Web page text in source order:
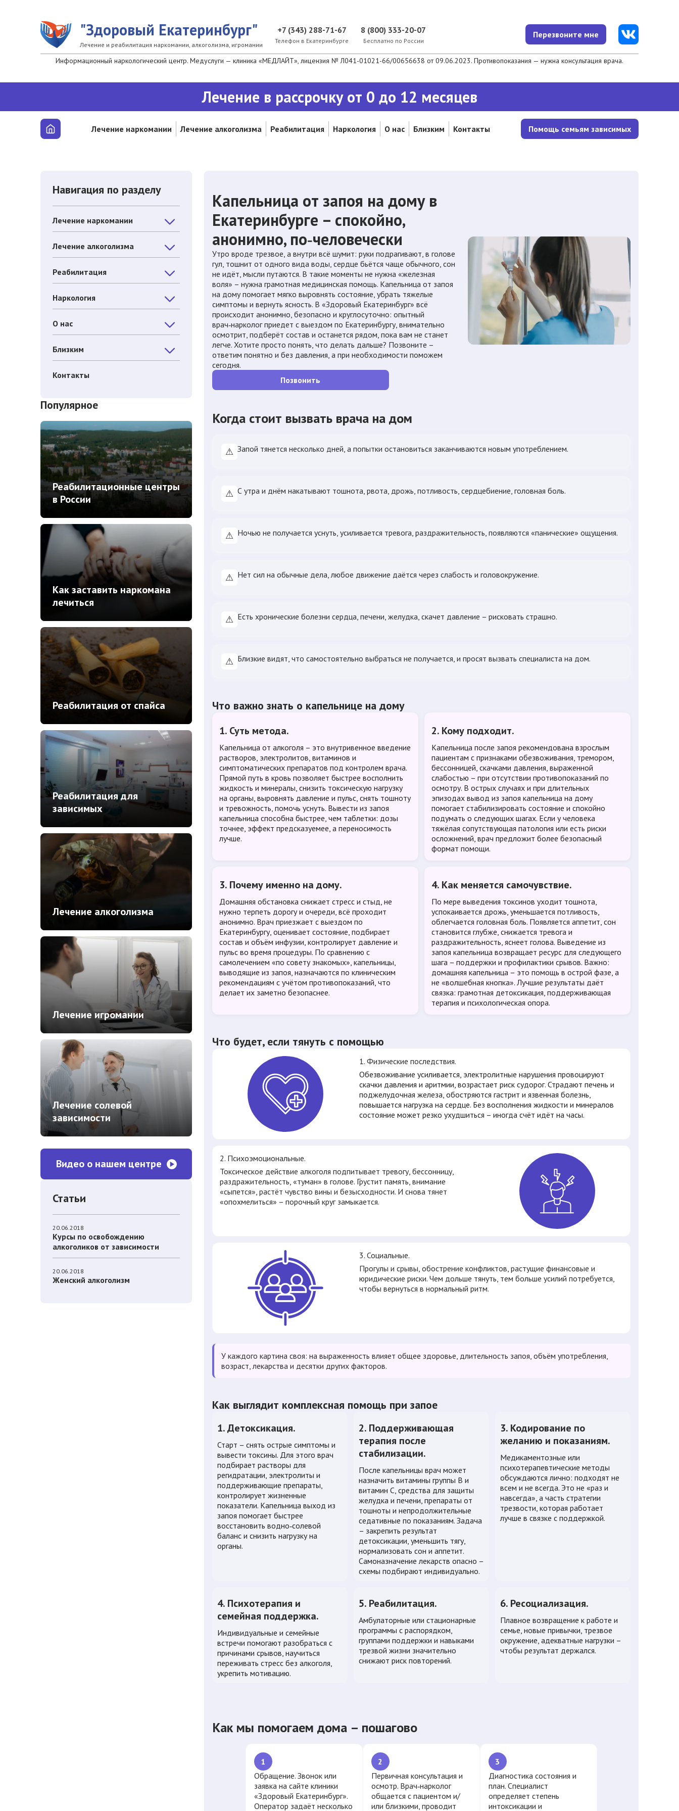
"Здоровый Екатеринбург"
Лечение и реабилитация наркомании, алкоголизма, игромании
+7 (343) 288-71-67
Телефон в Екатеринбурге
8 (800) 333-20-07
Бесплатно по России
Перезвоните мне
Информационный наркологический центр. Медуслуги — клиника «МЕДЛАЙТ», лицензия № Л041-01021-66/00656638 от 09.06.2023. Противопоказания — нужна консультация врача.
Лечение в рассрочку от 0 до 12 месяцев
Лечение наркомании Лечение алкоголизма Реабилитация Наркология О нас Близким Контакты Помощь семьям зависимых
Навигация по разделу
Лечение наркомании
Лечение алкоголизма
Реабилитация
Наркология
О нас
Близким
Контакты
Популярное
Реабилитационные центры
в России
Как заставить наркомана
лечиться
Реабилитация от спайса
Реабилитация для
зависимых
Лечение алкоголизма
Лечение игромании
Лечение солевой
зависимости
Видео о нашем центре
Статьи
20.06.2018
Курсы по освобождению
алкоголиков от зависимости
20.06.2018
Женский алкоголизм
Капельница от запоя на дому в
Екатеринбурге – спокойно,
анонимно, по‑человечески
Утро вроде трезвое, а внутри всё шумит: руки подрагивают, в голове
гул, тошнит от одного вида воды, сердце бьётся чаще обычного, сон
не идёт, мысли путаются. В такие моменты не нужна «железная
воля» – нужна грамотная медицинская помощь. Капельница от запоя
на дому помогает мягко выровнять состояние, убрать тяжелые
симптомы и вернуть ясность. В «Здоровый Екатеринбург» всё
происходит анонимно, безопасно и круглосуточно: опытный
врач‑нарколог приедет с выездом по Екатеринбургу, внимательно
осмотрит, подберёт состав и останется рядом, пока вам не станет
легче. Хотите просто понять, что делать дальше? Позвоните –
ответим понятно и без давления, а при необходимости поможем
сегодня.
Позвонить
Когда стоит вызвать врача на дом
⚠ Запой тянется несколько дней, а попытки остановиться заканчиваются новым употреблением.
⚠ С утра и днём накатывают тошнота, рвота, дрожь, потливость, сердцебиение, головная боль.
⚠ Ночью не получается уснуть, усиливается тревога, раздражительность, появляются «панические» ощущения.
⚠ Нет сил на обычные дела, любое движение даётся через слабость и головокружение.
⚠ Есть хронические болезни сердца, печени, желудка, скачет давление – рисковать страшно.
⚠ Близкие видят, что самостоятельно выбраться не получается, и просят вызвать специалиста на дом.
Что важно знать о капельнице на дому
1. Суть метода.
Капельница от алкоголя – это внутривенное введение
растворов, электролитов, витаминов и
симптоматических препаратов под контролем врача.
Прямой путь в кровь позволяет быстрее восполнить
жидкость и минералы, снизить токсическую нагрузку
на органы, выровнять давление и пульс, снять тошноту
и тревожность, помочь уснуть. Вывести из запоя
капельница способна быстрее, чем таблетки: дозы
точнее, эффект предсказуемее, а переносимость
лучше.
2. Кому подходит.
Капельница после запоя рекомендована взрослым
пациентам с признаками обезвоживания, тремором,
бессонницей, скачками давления, выраженной
слабостью – при отсутствии противопоказаний по
осмотру. В острых случаях и при длительных
эпизодах вывод из запоя капельница на дому
помогает стабилизировать состояние и спокойно
подумать о следующих шагах. Если у человека
тяжёлая сопутствующая патология или есть риски
осложнений, врач предложит более безопасный
формат помощи.
3. Почему именно на дому.
Домашняя обстановка снижает стресс и стыд, не
нужно терпеть дорогу и очереди, всё проходит
анонимно. Врач приезжает с выездом по
Екатеринбургу, оценивает состояние, подбирает
состав и объём инфузии, контролирует давление и
пульс во время процедуры. По сравнению с
самолечением «по совету знакомых», капельницы,
выводящие из запоя, назначаются по клиническим
рекомендациям с учётом противопоказаний, что
делает их заметно безопаснее.
4. Как меняется самочувствие.
По мере выведения токсинов уходит тошнота,
успокаивается дрожь, уменьшается потливость,
облегчается головная боль. Появляется аппетит, сон
становится глубже, снижается тревога и
раздражительность, яснеет голова. Выведение из
запоя капельница возвращает ресурс для следующего
шага – поддержки и профилактики срывов. Важно:
домашняя капельница – это помощь в острой фазе, а
не «волшебная кнопка». Лучшие результаты даёт
связка: грамотная детоксикация, поддерживающая
терапия и психологическая опора.
Что будет, если тянуть с помощью
1. Физические последствия.
Обезвоживание усиливается, электролитные нарушения провоцируют
скачки давления и аритмии, возрастает риск судорог. Страдают печень и
поджелудочная железа, обостряются гастрит и язвенная болезнь,
повышается нагрузка на сердце. Без восполнения жидкости и минералов
состояние может резко ухудшиться – иногда счёт идёт на часы.
2. Психоэмоциональные.
Токсическое действие алкоголя подпитывает тревогу, бессонницу,
раздражительность, «туман» в голове. Грустит память, внимание
«сыпется», растёт чувство вины и безысходности. И снова тянет
«опохмелиться» – порочный круг замыкается.
3. Социальные.
Прогулы и срывы, обострение конфликтов, растущие финансовые и
юридические риски. Чем дольше тянуть, тем больше усилий потребуется,
чтобы вернуться в нормальный ритм.
У каждого картина своя: на выраженность влияет общее здоровье, длительность запоя, объём употребления,
возраст, лекарства и десятки других факторов.
Как выглядит комплексная помощь при запое
1. Детоксикация.
Старт – снять острые симптомы и
вывести токсины. Для этого врач
подбирает растворы для
регидратации, электролиты и
поддерживающие препараты,
контролирует жизненные
показатели. Капельница выход из
запоя помогает быстрее
восстановить водно‑солевой
баланс и снизить нагрузку на
органы.
2. Поддерживающая
терапия после
стабилизации.
После капельницы врач может
назначить витамины группы B и
витамин C, средства для защиты
желудка и печени, препараты от
тошноты и непродолжительные
седативные по показаниям. Задача
– закрепить результат
детоксикации, уменьшить тягу,
нормализовать сон и аппетит.
Самоназначение лекарств опасно –
схемы подбирают индивидуально.
3. Кодирование по
желанию и показаниям.
Медикаментозные или
психотерапевтические методы
обсуждаются лично: подходят не
всем и не всегда. Это не «раз и
навсегда», а часть стратегии
трезвости, которая работает
лучше в связке с поддержкой.
4. Психотерапия и
семейная поддержка.
Индивидуальные и семейные
встречи помогают разобраться с
причинами срывов, научиться
переживать стресс без алкоголя,
укрепить мотивацию.
5. Реабилитация.
Амбулаторные или стационарные
программы с распорядком,
группами поддержки и навыками
трезвой жизни значительно
снижают риск повторений.
6. Ресоциализация.
Плавное возвращение к работе и
семье, новые привычки, трезвое
окружение, адекватные нагрузки –
чтобы результат держался.
Как мы помогаем дома – пошагово
1
Обращение. Звонок или
заявка на сайте клиники
«Здоровый Екатеринбург».
Оператор задаёт несколько
2
Первичная консультация и
осмотр. Врач‑нарколог
общается с пациентом и/
или близкими, проводит
3
Диагностика состояния и
план. Специалист
определяет степень
интоксикации и